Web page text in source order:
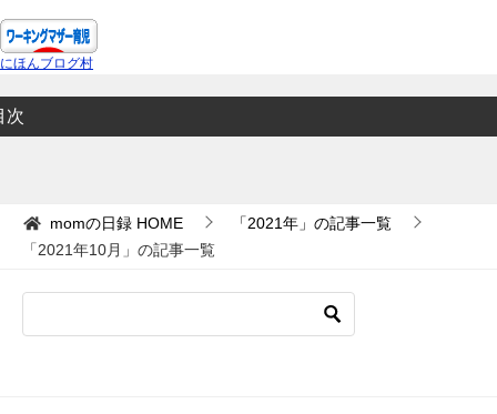
にほんブログ村
次
momの日録 HOME
「2021年」の記事一覧
「2021年10月」の記事一覧